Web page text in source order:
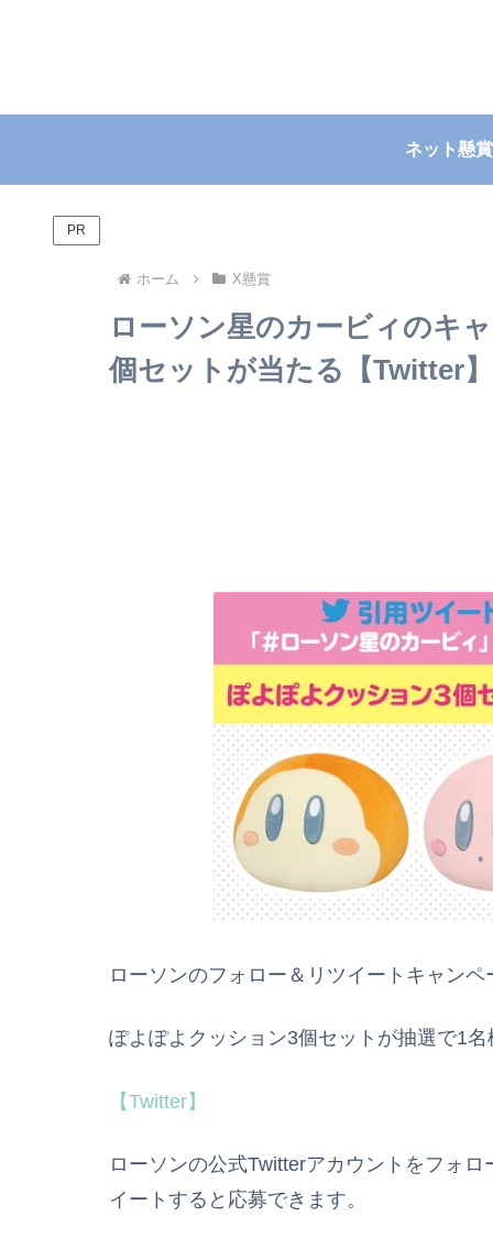
ネット懸賞
PR
ホーム X懸賞
ローソン星のカービィのキ
個セットが当たる【Twitter
ローソンのフォロー＆リツイートキャン
ぽよぽよクッション3個セットが抽選で1
【Twitter】
ローソンの公式Twitterアカウントをフォ
イートすると応募できます。